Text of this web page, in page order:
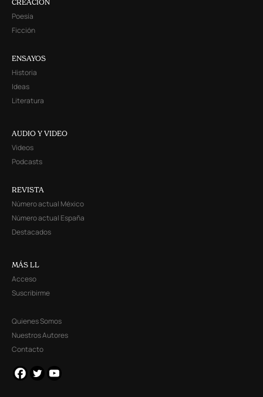
CREACIÓN
Poesía
Ficción
ENSAYOS
Historia
Ideas
Literatura
AUDIO Y VIDEO
Videos
Podcasts
REVISTA
Número actual México
Número actual España
Destacados
MÁS LL
Acceso
Suscribirme
Quienes Somos
Nuestros Autores
Contacto